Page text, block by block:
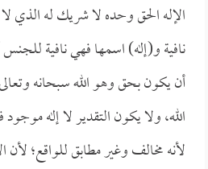
الإله الحق وحده لا شريك له الذي
نافية و(إله) اسمها فهي نافية
أن يكون بحق وهو الله سبحانه
الله، ولا يكون التقدير لا إله
لأنه مخالف وغير مطابق للواقع؛ لأن